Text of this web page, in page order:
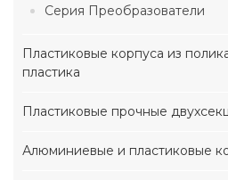
Серия Преобразователи
Пластиковые корпуса из
пластика
Пластиковые прочные
Алюминиевые и пластиковые